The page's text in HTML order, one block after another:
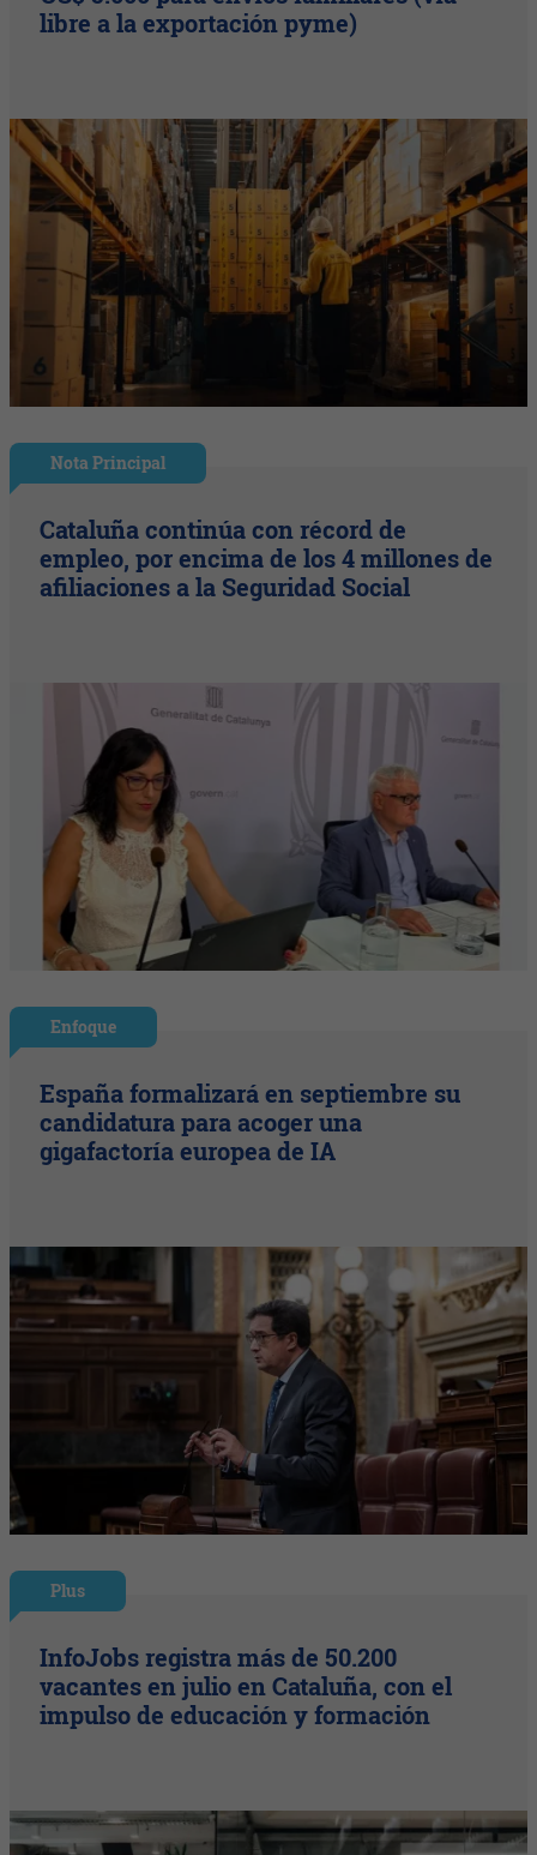
libre a la exportación pyme)
Nota Principal
Cataluña continúa con récord de
empleo, por encima de los 4 millones de
afiliaciones a la Seguridad Social
Enfoque
España formalizará en septiembre su
candidatura para acoger una
gigafactoría europea de IA
Plus
InfoJobs registra más de 50.200
vacantes en julio en Cataluña, con el
impulso de educación y formación